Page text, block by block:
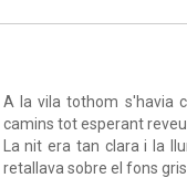
A la vila tothom s'havia
camins tot esperant
La nit era tan clara i la
retallava sobre el fons